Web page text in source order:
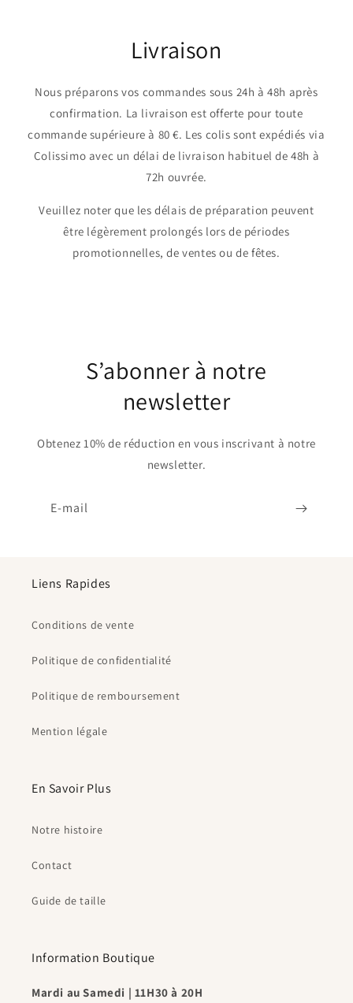
Livraison
Nous préparons vos commandes sous 24h à 48h après
confirmation. La livraison est offerte pour toute
commande supérieure à 80 €. Les colis sont expédiés via
Colissimo avec un délai de livraison habituel de 48h à
72h ouvrée.
Veuillez noter que les délais de préparation peuvent
être légèrement prolongés lors de périodes
promotionnelles, de ventes ou de fêtes.
S’abonner à notre
newsletter
Obtenez 10% de réduction en vous inscrivant à notre
newsletter.
E-mail
Liens Rapides
Conditions de vente
Politique de confidentialité
Politique de remboursement
Mention légale
En Savoir Plus
Notre histoire
Contact
Guide de taille
Information Boutique
Mardi au Samedi | 11H30 à 20H